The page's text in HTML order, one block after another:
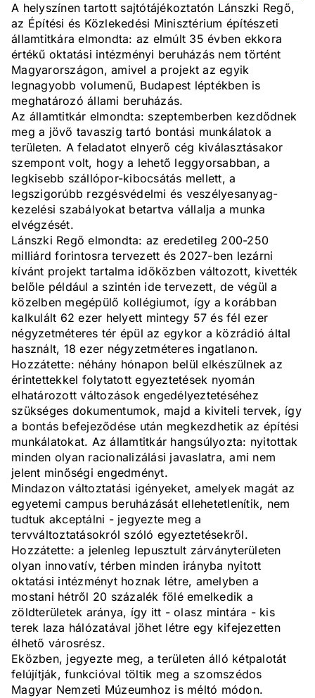
A helyszínen tartott sajtótájékoztatón Lánszki Regő,
az Építési és Közlekedési Minisztérium építészeti
államtitkára elmondta: az elmúlt 35 évben ekkora
értékű oktatási intézményi beruházás nem történt
Magyarországon, amivel a projekt az egyik
legnagyobb volumenű, Budapest léptékben is
meghatározó állami beruházás.
Az államtitkár elmondta: szeptemberben kezdődnek
meg a jövő tavaszig tartó bontási munkálatok a
területen. A feladatot elnyerő cég kiválasztásakor
szempont volt, hogy a lehető leggyorsabban, a
legkisebb szállópor-kibocsátás mellett, a
legszigorúbb rezgésvédelmi és veszélyesanyag-
kezelési szabályokat betartva vállalja a munka
elvégzését.
Lánszki Regő elmondta: az eredetileg 200-250
milliárd forintosra tervezett és 2027-ben lezárni
kívánt projekt tartalma időközben változott, kivették
belőle például a szintén ide tervezett, de végül a
közelben megépülő kollégiumot, így a korábban
kalkulált 62 ezer helyett mintegy 57 és fél ezer
négyzetméteres tér épül az egykor a közrádió által
használt, 18 ezer négyzetméteres ingatlanon.
Hozzátette: néhány hónapon belül elkészülnek az
érintettekkel folytatott egyeztetések nyomán
elhatározott változások engedélyeztetéséhez
szükséges dokumentumok, majd a kiviteli tervek, így
a bontás befejeződése után megkezdhetik az építési
munkálatokat. Az államtitkár hangsúlyozta: nyitottak
minden olyan racionalizálási javaslatra, ami nem
jelent minőségi engedményt.
Mindazon változtatási igényeket, amelyek magát az
egyetemi campus beruházását ellehetetlenítik, nem
tudtuk akceptálni - jegyezte meg a
tervváltoztatásokról szóló egyeztetésekről.
Hozzátette: a jelenleg lepusztult zárványterületen
olyan innovatív, térben minden irányba nyitott
oktatási intézményt hoznak létre, amelyben a
mostani hétről 20 százalék fölé emelkedik a
zöldterületek aránya, így itt - olasz mintára - kis
terek laza hálózatával jöhet létre egy kifejezetten
élhető városrész.
Eközben, jegyezte meg, a területen álló kétpalotát
felújítják, funkcióval töltik meg a szomszédos
Magyar Nemzeti Múzeumhoz is méltó módon.